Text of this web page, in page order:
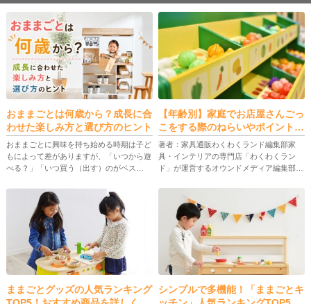
おままごとは何歳から？成長に合
わせた楽しみ方と選び方のヒント
おままごとに興味を持ち始める時期は子ど
もによって差がありますが、「いつから遊
べる？」「いつ買う（出す）のがベス
の記事では、おままごとが成立する年齢の
目安を「ふり遊び」「道具を使った遊 […]
【年齢別】家庭でお店屋さんごっ
こをする際のねらいやポイントを
解説
著者：家具通販わくわくランド編集部家
具・インテリアの専門店「わくわくラン
ド」が運営するオウンドメディア編集部。
のリアルな声をもとに、暮らしを快適にす
る家具選びのコツやインテリアのアイ […]
ままごとグッズの人気ランキング
シンプルで多機能！「ままごとキ